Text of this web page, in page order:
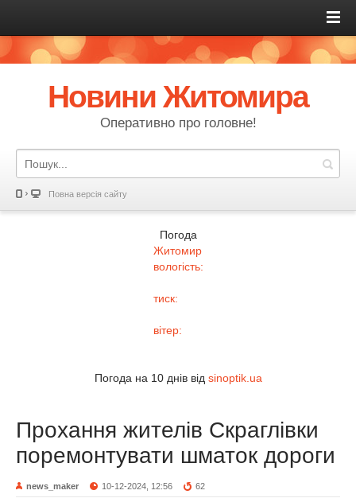
Новини Житомира
Оперативно про головне!
Повна версія сайту
Погода
Житомир
вологість:
тиск:
вітер:
Погода на 10 днів від sinoptik.ua
Прохання жителів Скраглівки
поремонтувати шматок дороги
news_maker 10-12-2024, 12:56 62